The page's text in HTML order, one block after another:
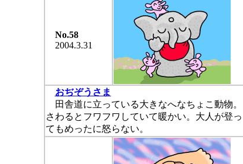
No.58
2004.3.31
おぢぞうさま
田舎道に立っている大きなへなちょこ動物。
さわるとフワフワしていて暖かい。大人が登っ
てもめったに怒らない。